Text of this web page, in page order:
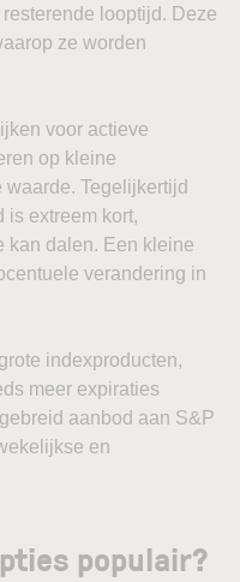
looptijd. Deze
ze worden
voor actieve
op kleine
Tegelijkertijd
is extreem kort,
kan dalen. Een kleine
verandering in
indexproducten,
meer expiraties
aanbod aan S&P
en
populair?